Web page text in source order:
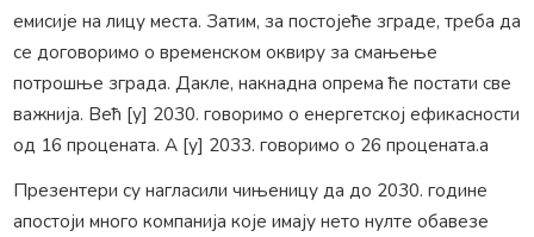
емисије на лицу места. Затим, за постојеће зграде, треба да
се договоримо о временском оквиру за смањење
потрошње зграда. Дакле, накнадна опрема ће постати све
важнија. Већ [у] 2030. говоримо о енергетској ефикасности
од 16 процената. А [у] 2033. говоримо о 26 процената.а
Презентери су нагласили чињеницу да до 2030. године
апостоји много компанија које имају нето нулте обавезе